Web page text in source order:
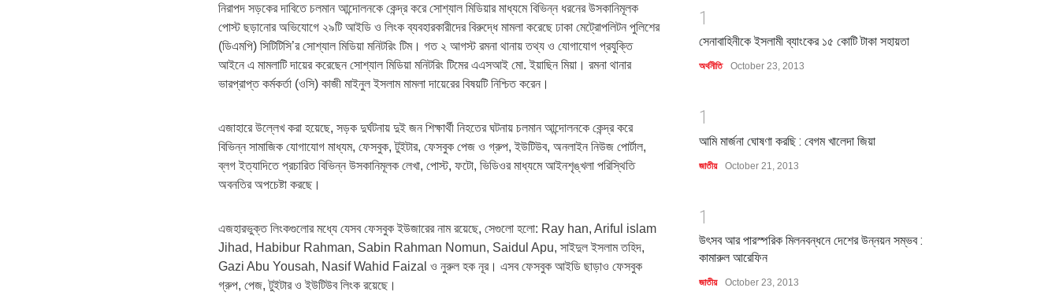
নিরাপদ সড়কের দাবিতে চলমান আন্দোলনকে কেন্দ্র করে সোশ্যাল মিডিয়ার মাধ্যমে বিভিন্ন ধরনের উসকানিমূলক
পোস্ট ছড়ানোর অভিযোগে ২৯টি আইডি ও লিংক ব্যবহারকারীদের বিরুদ্ধে মামলা করেছে ঢাকা মেট্রোপলিটন পুলিশের
(ডিএমপি) সিটিটিসি’র সোশ্যাল মিডিয়া মনিটরিং টিম। গত ২ আগস্ট রমনা থানায় তথ্য ও যোগাযোগ প্রযুক্তি
আইনে এ মামলাটি দায়ের করেছেন সোশ্যাল মিডিয়া মনিটরিং টিমের এএসআই মো. ইয়াছিন মিয়া। রমনা থানার
ভারপ্রাপ্ত কর্মকর্তা (ওসি) কাজী মাইনুল ইসলাম মামলা দায়েরের বিষয়টি নিশ্চিত করেন।
এজাহারে উল্লেখ করা হয়েছে, সড়ক দুর্ঘটনায় দুই জন শিক্ষার্থী নিহতের ঘটনায় চলমান আন্দোলনকে কেন্দ্র করে
বিভিন্ন সামাজিক যোগাযোগ মাধ্যম, ফেসবুক, টুইটার, ফেসবুক পেজ ও গ্রুপ, ইউটিউব, অনলাইন নিউজ পোর্টাল,
ব্লগ ইত্যাদিতে প্রচারিত বিভিন্ন উসকানিমূলক লেখা, পোস্ট, ফটো, ভিডিওর মাধ্যমে আইনশৃঙ্খলা পরিস্থিতি
অবনতির অপচেষ্টা করছে।
এজহারভুক্ত লিংকগুলোর মধ্যে যেসব ফেসবুক ইউজারের নাম রয়েছে, সেগুলো হলো: Ray han, Ariful islam
Jihad, Habibur Rahman, Sabin Rahman Nomun, Saidul Apu, সাইদুল ইসলাম তহিদ,
Gazi Abu Yousah, Nasif Wahid Faizal ও নুরুল হক নূর। এসব ফেসবুক আইডি ছাড়াও ফেসবুক
গ্রুপ, পেজ, টুইটার ও ইউটিউব লিংক রয়েছে।
1
সেনাবাহিনীকে ইসলামী ব্যাংকের ১৫ কোটি টাকা সহায়তা
অর্থনীতি October 23, 2013
1
আমি মার্জনা ঘোষণা করছি : বেগম খালেদা জিয়া
জাতীয় October 21, 2013
1
উৎসব আর পারস্পরিক মিলনবন্ধনে দেশের উন্নয়ন সম্ভব :
কামারুল আরেফিন
জাতীয় October 23, 2013